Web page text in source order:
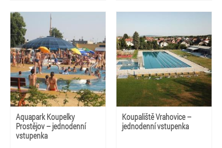
Aquapark Koupelky
Prostějov – jednodenní
vstupenka
Koupaliště Vrahovice –
jednodenní vstupenka